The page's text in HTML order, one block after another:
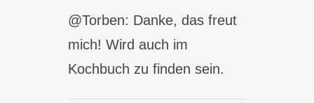
@Torben: Danke, das freut
mich! Wird auch im
Kochbuch zu finden sein.